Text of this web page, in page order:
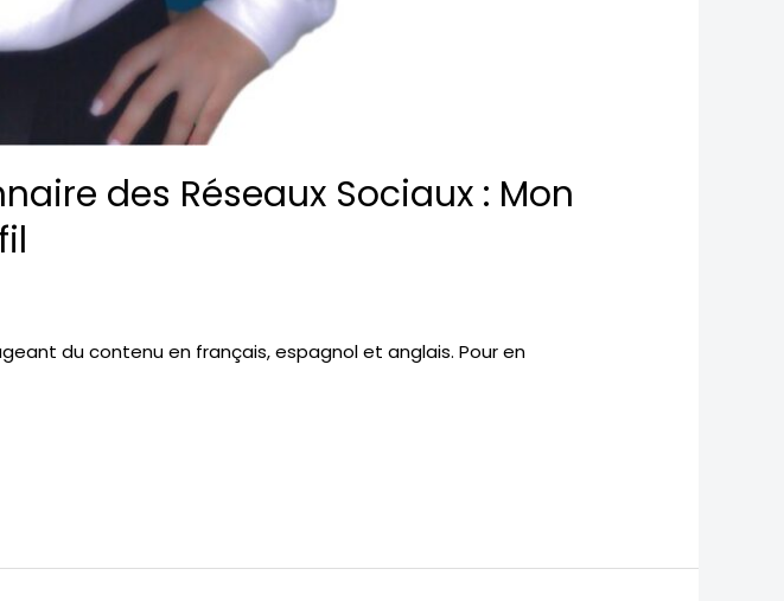
des Réseaux Sociaux : Mon
du contenu en français, espagnol et anglais. Pour en